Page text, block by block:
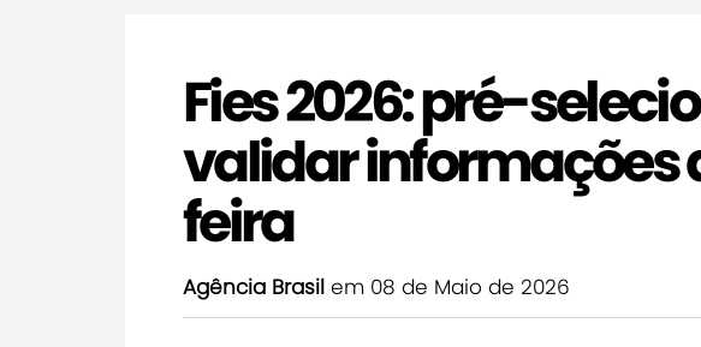
Fies 2026: pré-
validar informações
feira
Agência Brasil em 08 de Maio de 2026